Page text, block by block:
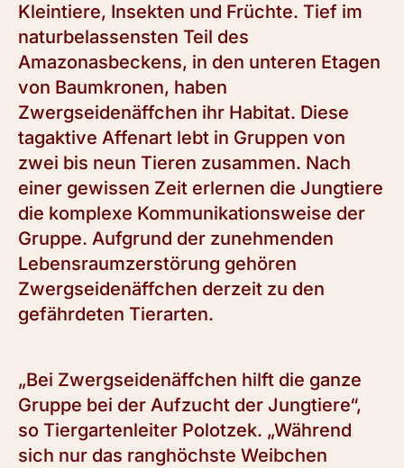
Kleintiere, Insekten und Früchte. Tief im
naturbelassensten Teil des
Amazonasbeckens, in den unteren Etagen
von Baumkronen, haben
Zwergseidenäffchen ihr Habitat. Diese
tagaktive Affenart lebt in Gruppen von
zwei bis neun Tieren zusammen. Nach
einer gewissen Zeit erlernen die Jungtiere
die komplexe Kommunikationsweise der
Gruppe. Aufgrund der zunehmenden
Lebensraumzerstörung gehören
Zwergseidenäffchen derzeit zu den
gefährdeten Tierarten.
„Bei Zwergseidenäffchen hilft die ganze
Gruppe bei der Aufzucht der Jungtiere“,
so Tiergartenleiter Polotzek. „Während
sich nur das ranghöchste Weibchen